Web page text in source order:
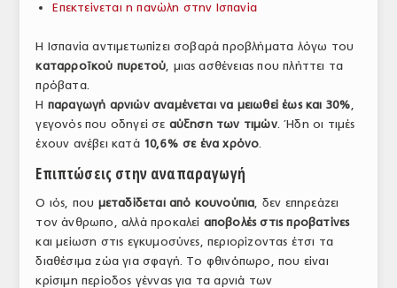
ΕΞΟΠΛΙΣΜΟΣ
ΥΠΗΡΕΣΙΕΣ
ΕΜΠΟΡΙΚΟΙ ΑΝΤΙΠΡΟΣΩΠΟΙ
ΝΟΜΟΘΕΣΙΑ
ΕΛΛΗΝΙΚΗ ΝΟΜΟΘΕΣΙΑ
ΕΥΡΩΠΑΪΚΗ ΝΟΜΟΘΕΣΙΑ
ΤΟ ΠΕΡΙΟΔΙΚΟ
Επεκτείνεται η πανώλη στην Ισπανία
Η Ισπανία αντιμετωπίζει σοβαρά προβλήματα λόγω του
καταρροϊκού πυρετού, μιας ασθένειας που πλήττει τα
πρόβατα.
Η παραγωγή αρνιών αναμένεται να μειωθεί έως και 30%,
γεγονός που οδηγεί σε αύξηση των τιμών. Ήδη οι τιμές
έχουν ανέβει κατά 10,6% σε ένα χρόνο.
Επιπτώσεις στην αναπαραγωγή
Ο ιός, που μεταδίδεται από κουνούπια, δεν επηρεάζει
τον άνθρωπο, αλλά προκαλεί αποβολές στις προβατίνες
και μείωση στις εγκυμοσύνες, περιορίζοντας έτσι τα
διαθέσιμα ζώα για σφαγή. Το φθινόπωρο, που είναι
κρίσιμη περίοδος γέννας για τα αρνιά των